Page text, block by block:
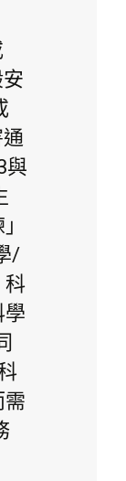
與
/
科
學
需